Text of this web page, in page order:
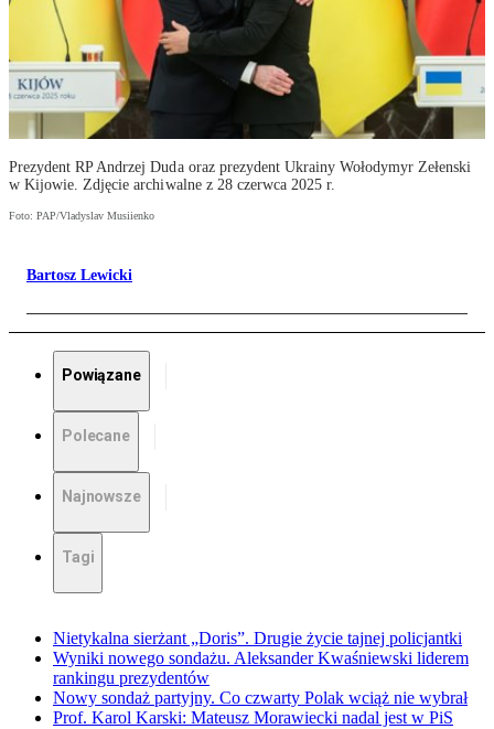
Prezydent RP Andrzej Duda oraz prezydent Ukrainy Wołodymyr Zełenski
w Kijowie. Zdjęcie archiwalne z 28 czerwca 2025 r.
Foto: PAP/Vladyslav Musiienko
Bartosz Lewicki
Powiązane
Polecane
Najnowsze
Tagi
Nietykalna sierżant „Doris”. Drugie życie tajnej policjantki
Wyniki nowego sondażu. Aleksander Kwaśniewski liderem
rankingu prezydentów
Nowy sondaż partyjny. Co czwarty Polak wciąż nie wybrał
Prof. Karol Karski: Mateusz Morawiecki nadal jest w PiS